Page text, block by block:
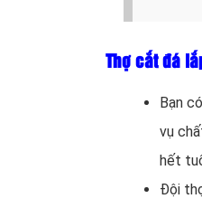
Thợ cắt đá
Bạn
vụ
hết
Đội